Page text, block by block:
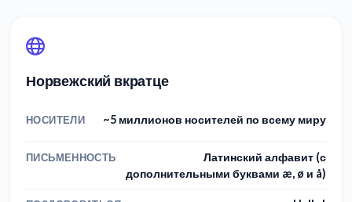
Норвежский вкратце
НОСИТЕЛИ ~5 миллионов носителей по всему миру
ПИСЬМЕННОСТЬ
Латинский алфавит (с
дополнительными буквами æ, ø и å)